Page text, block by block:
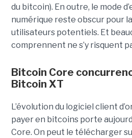
du bitcoin). En outre, le mode
numérique reste obscur pour
utilisateurs potentiels. Et
comprennent ne s’y risquent
Bitcoin Core
Bitcoin XT
L’évolution du logiciel client
payer en bitcoins porte
Core. On peut le télécharger